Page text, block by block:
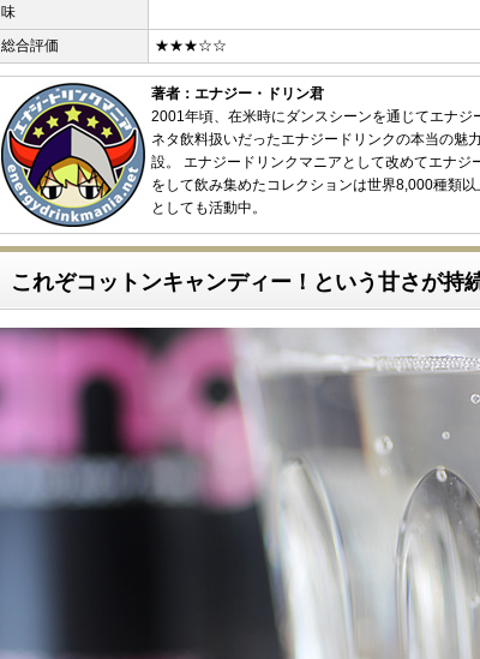
味
総合評価
★★★☆☆
著者：エナジー・ドリン君
2001年頃、在米時にダンスシーンを通じてエナ
ネタ飲料扱いだったエナジードリンクの本当の魅
設。 エナジードリンクマニアとして改めてエナジ
をして飲み集めたコレクションは世界8,000種類
としても活動中。
これぞコットンキャンディー！という甘さが持